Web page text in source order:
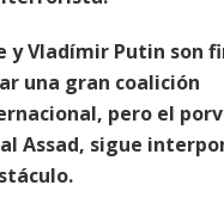
y Vladímir Putin son
una gran coalición
pero el
Assad, sigue